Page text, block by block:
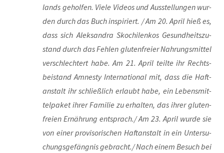
lands gehol­fen. Vie­le Vide­os und Aus­stel­lun­gen wur­
den durch das Buch inspi­riert. / Am 20. April hieß es,
dass sich Alek­san­dra Skoch­i­len­kos Gesund­heits­zu­
stand durch das Feh­len glu­ten­frei­er Nah­rungs­mit­tel
ver­schlech­tert habe. Am 21. April teil­te ihr Rechts­
bei­stand Amnes­ty Inter­na­tio­nal mit, dass die Haft­
an­stalt ihr schließ­lich erlaubt habe, ein Lebens­mit­
tel­pa­ket ihrer Fami­lie zu erhal­ten, das ihrer glu­ten­
frei­en Ernäh­rung entsprach./ Am 23. April wur­de sie
von einer pro­vi­so­ri­schen Haft­an­stalt in ein Unter­su­
chungs­ge­fäng­nis gebracht./ Nach einem Besuch bei